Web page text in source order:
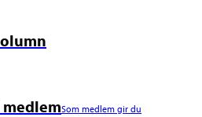
medlemSom medlem gir du